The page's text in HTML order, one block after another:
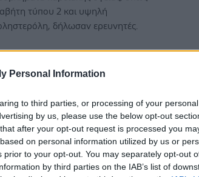
Personal Information
to third parties, or processing of your
by us, please use the below opt-out
after your opt-out request is processed you
on personal information utilized by us or
to your opt-out. You may separately opt-out
by third parties on the IAB’s list of
τύπου 2 και υψηλή
δήλωσαν ερευνητές.
19 Φεβρουαρίου 2025, 16:41
διατροφή
με ακράτεια ούρων
γυναίκες [μελέτη]